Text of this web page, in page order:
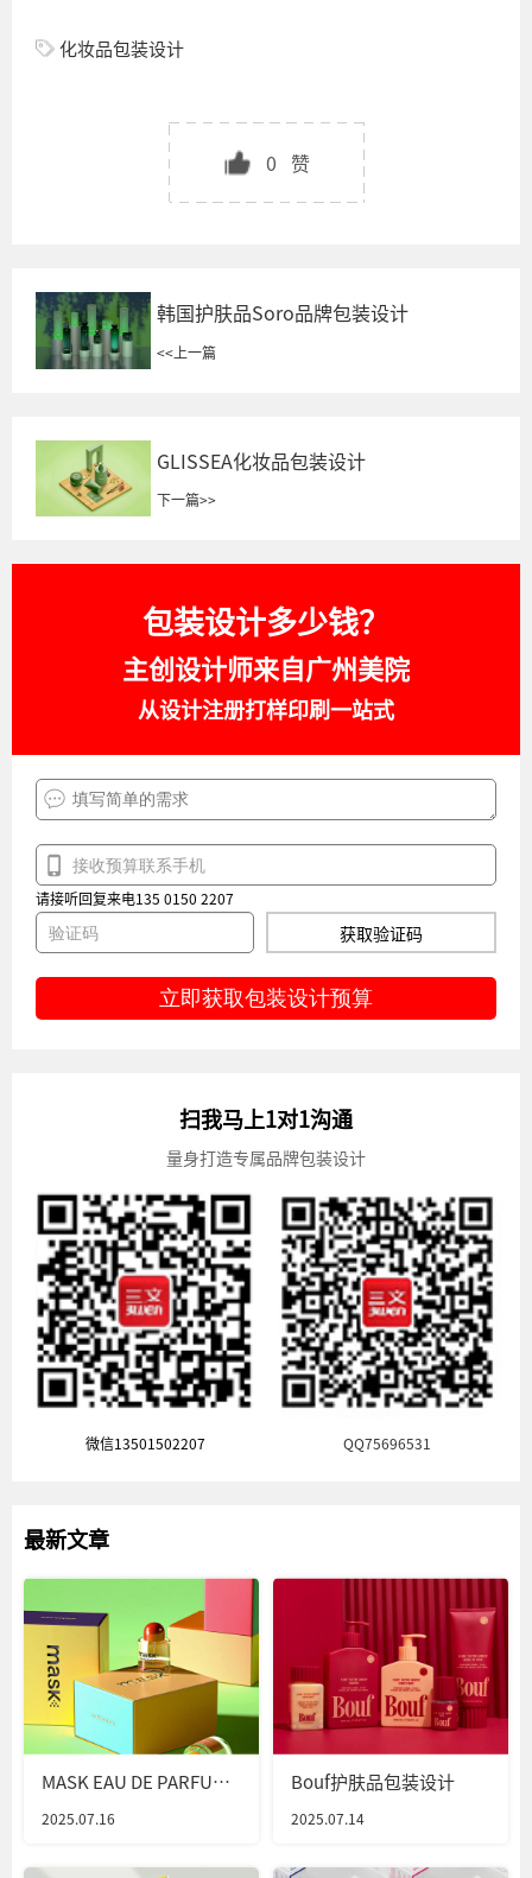
化妆品包装设计
0 赞
韩国护肤品Soro品牌包装设计
<< 上一篇
GLISSEA化妆品包装设计
下一篇>>
包装设计多少钱？
主创设计师来自广州美院
从设计注册打样印刷一站式
请接听回复来电135 0150 2207
获取验证码
立即获取包装设计预算
扫我马上1对1沟通
量身打造专属品牌包装设计
微信13501502207 QQ75696531
最新文章
MASK EAU DE PARFUM
2025.07.16
Bouf护肤品包装设计
2025.07.14